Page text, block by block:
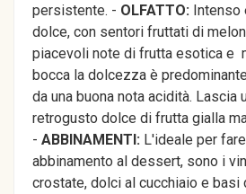
persistente. - OLFATTO: Intenso
dolce, con sentori fruttati di
piacevoli note di frutta esotica e
bocca la dolcezza è
da una buona nota acidità. Lascia
retrogusto dolce di frutta gialla
- ABBINAMENTI: L'ideale per
abbinamento al dessert, sono i
crostate, dolci al cucchiaio e basi